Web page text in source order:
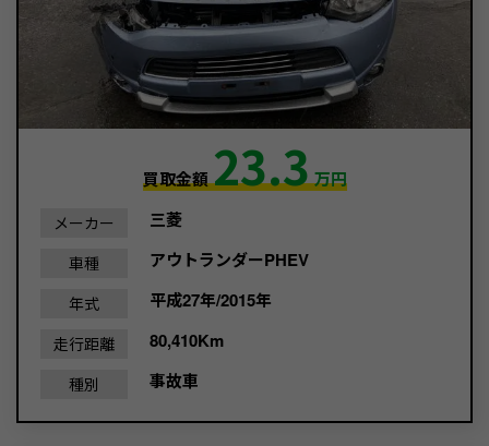
買取金額23.3万円
メーカー 三菱
車種 アウトランダーPHEV
年式 平成27年/2015年
走行距離 80,410Km
種別 事故車